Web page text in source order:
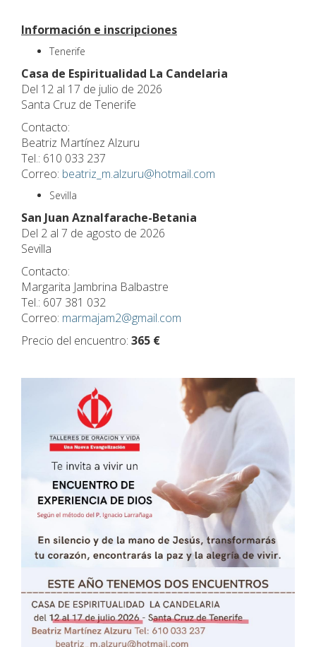
Información e inscripciones
Tenerife
Casa de Espiritualidad La Candelaria
Del 12 al 17 de julio de 2026
Santa Cruz de Tenerife
Contacto:
Beatriz Martínez Alzuru
Tel.: 610 033 237
Correo: beatriz_m.alzuru@hotmail.com
Sevilla
San Juan Aznalfarache-Betania
Del 2 al 7 de agosto de 2026
Sevilla
Contacto:
Margarita Jambrina Balbastre
Tel.: 607 381 032
Correo: marmajam2@gmail.com
Precio del encuentro: 365 €